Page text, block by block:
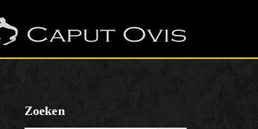
Zoeken